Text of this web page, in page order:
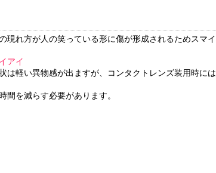
現れ方が人の笑っている形に傷が形成されるためスマイ
アイ
は軽い異物感が出ますが、コンタクトレンズ装用時には
間を減らす必要があります。